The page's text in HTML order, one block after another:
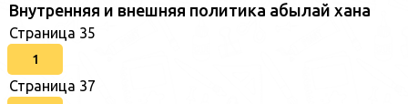
Внутренняя и внешняя политика абылай хана
Страница 35
1
Страница 37